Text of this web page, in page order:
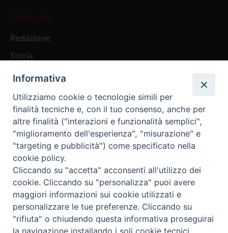
L’editoriale
Redazione
Storia
Abbonamenti
Abbonamento Annuale Digitale
Abbonamento Annuale Cartaceo
Abbonamento Singola Copia Digitale
Redazione: Pavia, Piazza Duomo 11 - tel. 0382.24736 -
amministrazione@ilticino.it - repossi@ilticino.it - P.
Informativa
Utilizziamo cookie o tecnologie simili per
finalità tecniche e, con il tuo consenso, anche per
altre finalità ("interazioni e funzionalità semplici",
"miglioramento dell'esperienza", "misurazione" e
"targeting e pubblicità") come specificato nella
cookie policy.
Cliccando su "accetta" acconsenti all'utilizzo dei
cookie. Cliccando su "personalizza" puoi avere
maggiori informazioni sui cookie utilizzati e
personalizzare le tue preferenze. Cliccando su
"rifiuta" o chiudendo questa informativa proseguirai